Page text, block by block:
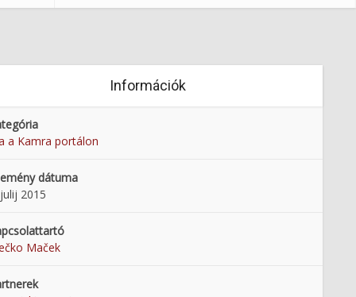
Információk
a Kamra portálon
dátuma
2015
Maček